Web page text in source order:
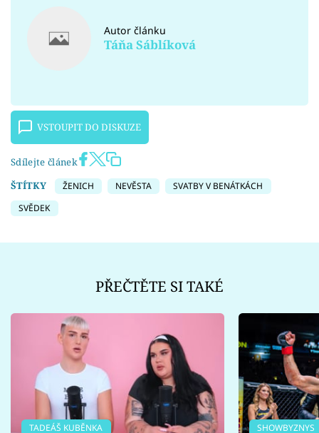
Autor článku
Táňa Sáblíková
VSTOUPIT DO DISKUZE
Sdílejte článek
ŠTÍTKY
ŽENICH NEVĚSTA
SVATBY V BENÁTKÁCH
SVĚDEK
PŘEČTĚTE SI TAKÉ
TADEÁŠ KUBĚNKA SHOWBYZNYS